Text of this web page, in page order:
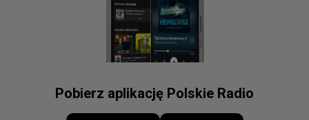
Pobierz aplikację Polskie Radio